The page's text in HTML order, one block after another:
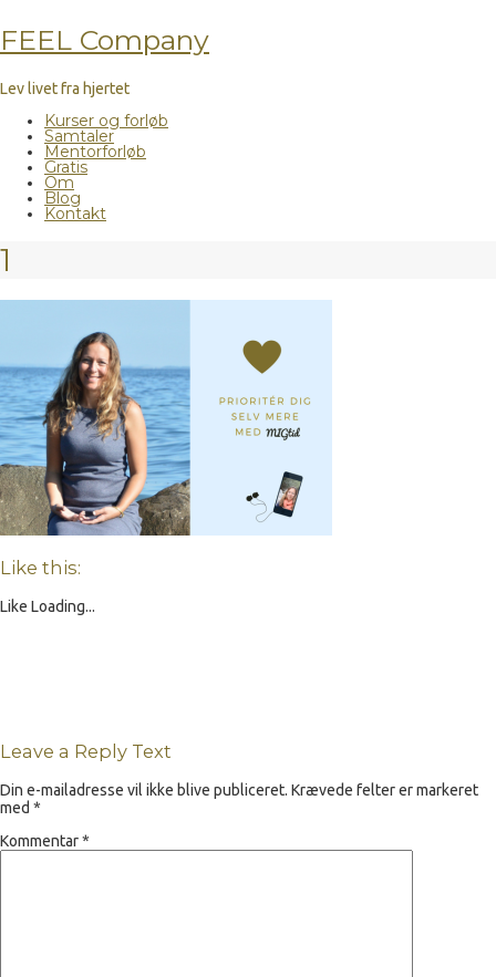
FEEL Company
Lev livet fra hjertet
Kurser og forløb
Samtaler
Mentorforløb
Gratis
Om
Blog
Kontakt
1
Like this:
Like Loading...
Leave a Reply Text
Din e-mailadresse vil ikke blive publiceret. Krævede felter er markeret
med *
Kommentar*